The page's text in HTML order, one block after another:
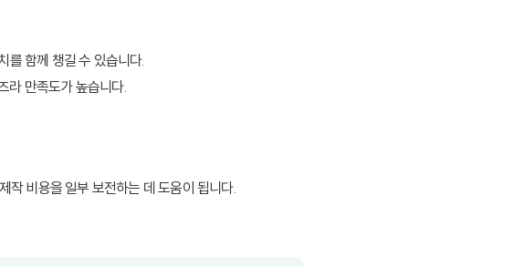
를 함께 챙길 수 있습니다.
라 만족도가 높습니다.
작 비용을 일부 보전하는 데 도움이 됩니다.